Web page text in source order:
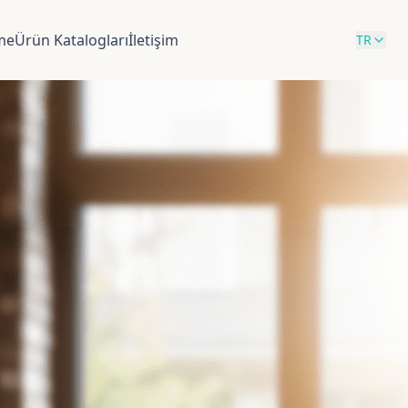
Ürün Kataloglarıİletişim TR